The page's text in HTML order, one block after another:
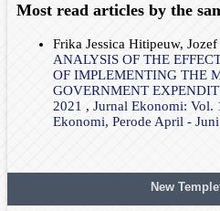
Most read articles by the
Frika Jessica Hitipeuw,
ANALYSIS OF THE
OF IMPLEMENTING THE
GOVERNMENT
2021 , Jurnal Ekonomi: Vol.
Ekonomi, Perode April -
New